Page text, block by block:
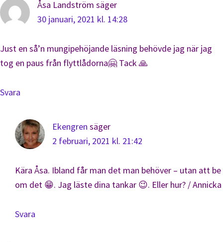
Åsa Landström säger
30 januari, 2021 kl. 14:28
Just en så’n mungipehöjande läsning behövde jag när jag
tog en paus från flyttlådorna🤗 Tack 🙏
Svara
Ekengren säger
2 februari, 2021 kl. 21:42
Kära Åsa. Ibland får man det man behöver – utan att be
om det 😁. Jag läste dina tankar 😉. Eller hur? / Annicka
Svara